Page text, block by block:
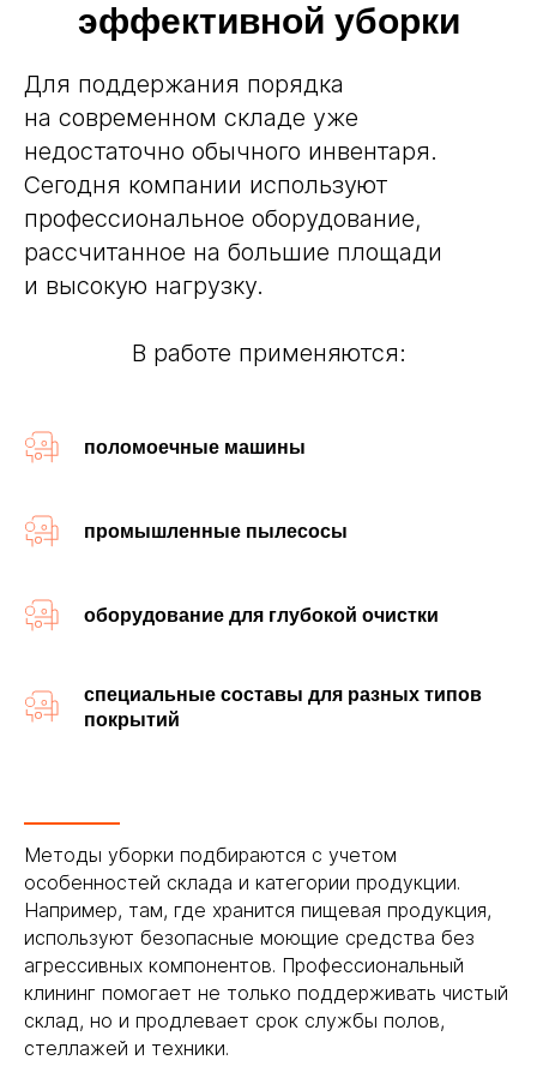
эффективной уборки
Для поддержания порядка
на современном складе уже
недостаточно обычного инвентаря.
Сегодня компании используют
профессиональное оборудование,
рассчитанное на большие площади
и высокую нагрузку.
В работе применяются:
поломоечные машины
промышленные пылесосы
оборудование для глубокой очистки
специальные составы для разных типов
покрытий
Методы уборки подбираются с учетом
особенностей склада и категории продукции.
Например, там, где хранится пищевая продукция,
используют безопасные моющие средства без
агрессивных компонентов. Профессиональный
клининг помогает не только поддерживать чистый
склад, но и продлевает срок службы полов,
стеллажей и техники.